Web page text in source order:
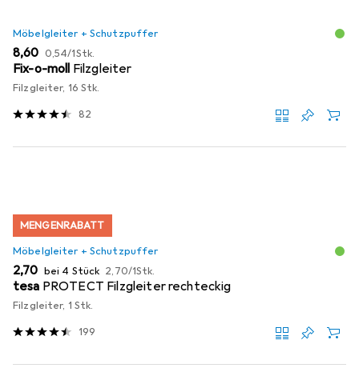
Möbelgleiter + Schutzpuffer
EUR
8,60 EUR
0,54/1Stk.
Fix-o-moll Filzgleiter
Filzgleiter, 16 Stk.
82
MENGENRABATT
Möbelgleiter + Schutzpuffer
EUR
2,70 bei 4 Stück EUR
2,70/1Stk.
tesa PROTECT Filzgleiter rechteckig
Filzgleiter, 1 Stk.
199